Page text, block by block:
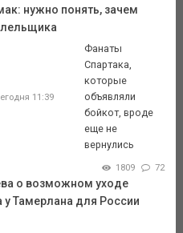
нужно понять, зачем
11:39
Фанаты
Спартака,
которые
объявляли
бойкот, вроде
еще не
вернулись
1809 72
о возможном уходе
у Тамерлана для России